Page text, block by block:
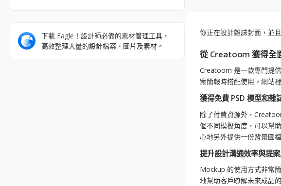
下載 Eagle！設計師必備的素材管理工具，
高效整理大量的設計檔案、圖片及素材。
你正在設計雜誌封面，並
從 Creatoom 獲得全
Creatoom 是一款專門提供
案簡報時搭配使用。網站
獲得免費 PSD 模型和雜
除了付費資源外，
個不同模擬角度，可以幫
心地另外提供一份背景圖
提升設計溝通效率與提
Mockup 的使用方式非常
地幫助客戶暸解未來成品